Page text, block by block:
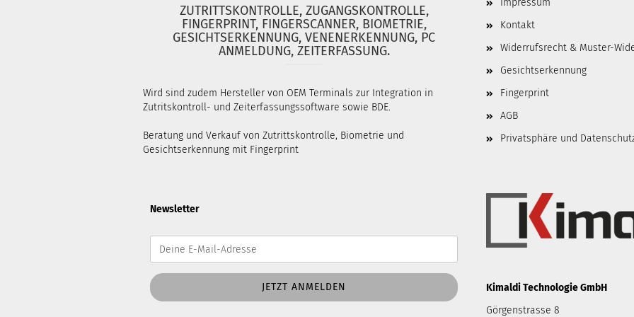
ZUTRITTSKONTROLLE, ZUGANGSKONTROLLE,
FINGERPRINT, FINGERSCANNER, BIOMETRIE,
GESICHTSERKENNUNG, VENENERKENNUNG, PC
ANMELDUNG, ZEITERFASSUNG.
Wird sind zudem Hersteller von OEM Terminals zur Integration in
Zutritskontroll- und Zeiterfassungssoftware sowie BDE.
Beratung und Verkauf von Zutrittskontrolle, Biometrie und
Gesichtserkennung mit Fingerprint
Impressum
Kontakt
Widerrufsrecht & Muster-
Gesichtserkennung
Fingerprint
AGB
Privatsphäre und
Newsletter
Kimaldi Technologie GmbH
Görgenstrasse 8